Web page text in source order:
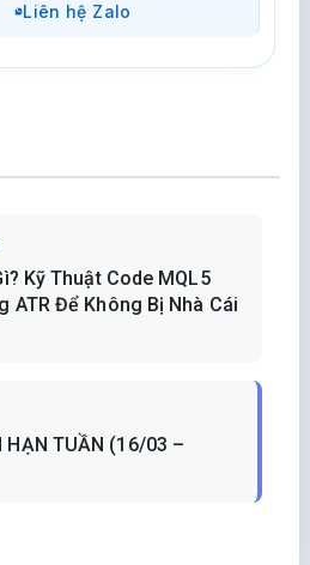
Liên hệ Zalo
Kỹ Thuật Code MQL5
ATR Để Không Bị Nhà Cái
HẠN TUẦN (16/03 –